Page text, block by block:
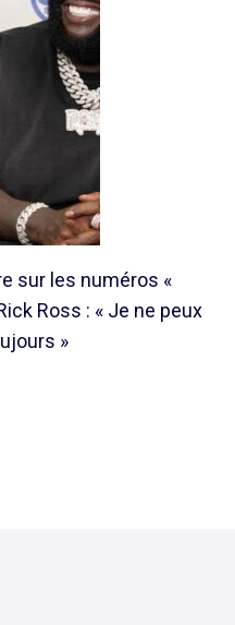
sur les numéros «
Ross : « Je ne peux
»